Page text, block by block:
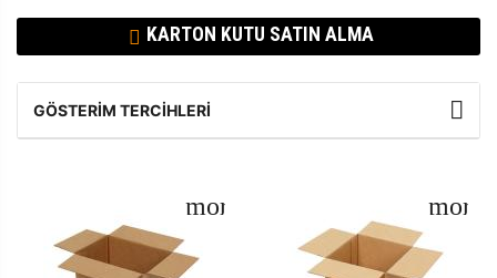
KARTON KUTU SATIN ALMA
GÖSTERIM TERCIHLERI